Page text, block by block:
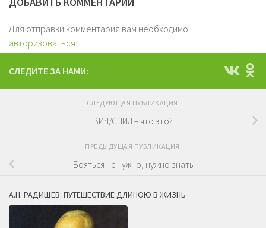
Для отправки комментария вам необходимо
авторизоваться.
СЛЕДИТЕ ЗА НАМИ:
СЛЕДУЮЩАЯ ПУБЛИКАЦИЯ
ВИЧ/СПИД – что это?
ПРЕДЫДУЩАЯ ПУБЛИКАЦИЯ
Бояться не нужно, нужно знать
А.Н. РАДИЩЕВ: ПУТЕШЕСТВИЕ ДЛИНОЮ В ЖИЗНЬ